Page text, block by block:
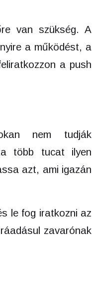
van szükség. A
a működést, a
a push
nem tudják
több tucat ilyen
azt, ami igazán
le fog iratkozni az
zavarónak